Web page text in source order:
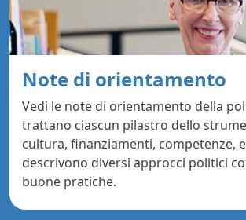
Note di orientamento
Vedi le note di orientamento della
trattano ciascun pilastro dello
cultura, finanziamenti, competenze,
descrivono diversi approcci politici
buone pratiche.